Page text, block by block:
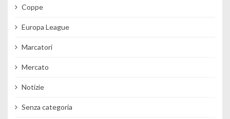
Coppe
Europa League
Marcatori
Mercato
Notizie
Senza categoria